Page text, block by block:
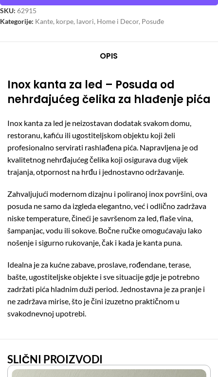
SKU: 62915
Kategorije: Kante, korpe, lavori, Home i Decor, Posuđe
OPIS
Inox kanta za led – Posuda od
nehrđajućeg čelika za hlađenje pića
Inox kanta za led je neizostavan dodatak svakom domu,
restoranu, kafiću ili ugostiteljskom objektu koji želi
profesionalno servirati rashlađena pića. Napravljena je od
kvalitetnog nehrđajućeg čelika koji osigurava dug vijek
trajanja, otpornost na hrđu i jednostavno održavanje.
Zahvaljujući modernom dizajnu i poliranoj inox površini, ova
posuda ne samo da izgleda elegantno, već i odlično zadržava
niske temperature, čineći je savršenom za led, flaše vina,
šampanjac, vodu ili sokove. Bočne ručke omogućavaju lako
nošenje i sigurno rukovanje, čak i kada je kanta puna.
Idealna je za kućne zabave, proslave, rođendane, terase,
bašte, ugostiteljske objekte i sve situacije gdje je potrebno
zadržati pića hladnim duži period. Jednostavna je za pranje i
ne zadržava mirise, što je čini izuzetno praktičnom u
svakodnevnoj upotrebi.
SLIČNI PROIZVODI